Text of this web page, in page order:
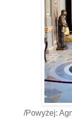
/Powyżej: